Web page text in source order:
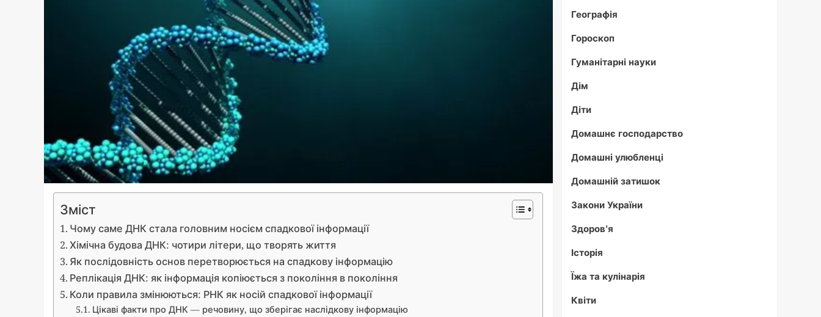
Зміст
Чому саме ДНК стала головним носієм спадкової інформації
Хімічна будова ДНК: чотири літери, що творять життя
Як послідовність основ перетворюється на спадкову інформацію
Реплікація ДНК: як інформація копіюється з покоління в покоління
Коли правила змінюються: РНК як носій спадкової інформації
Цікаві факти про ДНК — речовину, що зберігає наслідкову інформацію
Географія
Гороскоп
Гуманітарні науки
Дім
Діти
Домашнє господарство
Домашні улюбленці
Домашній затишок
Закони України
Здоров'я
Історія
Їжа та кулінарія
Квіти